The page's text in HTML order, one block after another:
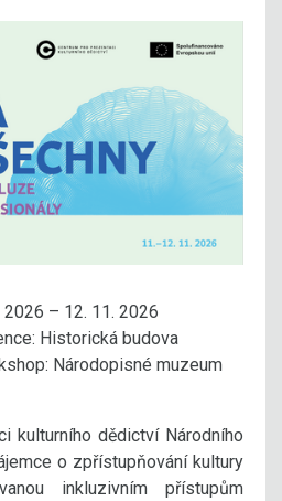
2026 – 12. 11. 2026
Historická budova
Národopisné muzeum
kulturního dědictví Národního
o zpřístupňování kultury
inkluzivním přístupům